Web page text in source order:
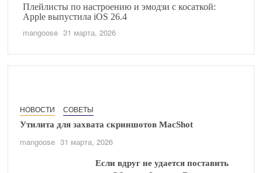
Плейлисты по настроению и эмодзи с косаткой:
Apple выпустила iOS 26.4
mangoose 31 марта, 2026
НОВОСТИ СОВЕТЫ
Утилита для захвата скриншотов MacShot
mangoose 31 марта, 2026
Если вдруг не удается поставить